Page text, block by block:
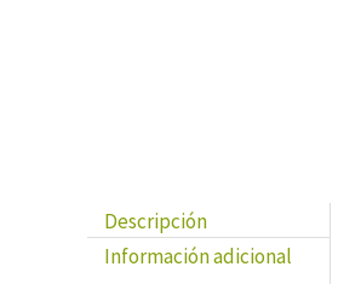
Descripción
Información adicional